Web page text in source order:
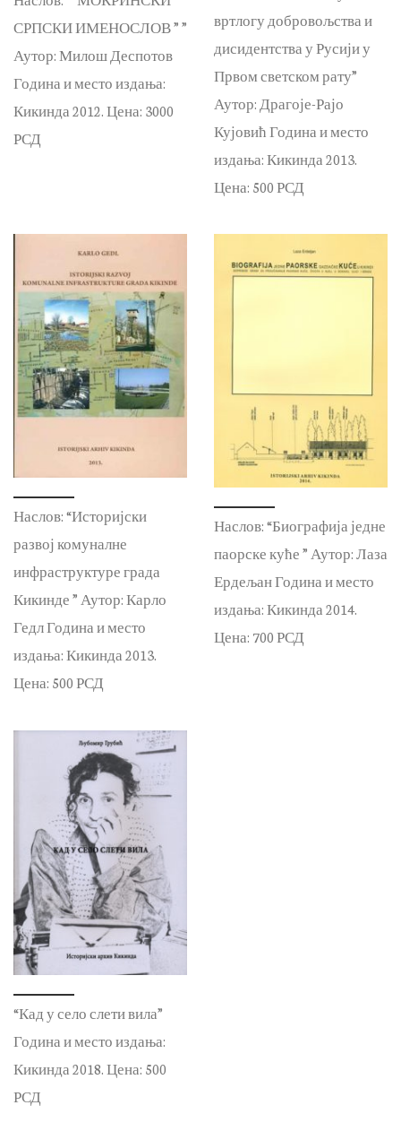
СРПСКИ ИМЕНОСЛОВ ” ”
Аутор: Милош Деспотов
Година и место издања:
Кикинда 2012. Цена: 3000
РСД
вртлогу добровољства и
дисидентства у Русији у
Првом светском рату”
Аутор: Драгоје-Рајо
Кујовић Година и место
издања: Кикинда 2013.
Цена: 500 РСД
Наслов: “Историјски
развој комуналне
инфраструктуре града
Кикинде ” Аутор: Карло
Гедл Година и место
издања: Кикинда 2013.
Цена: 500 РСД
Наслов: “Биографија једне
паорске куће ” Аутор: Лаза
Ердељан Година и место
издања: Кикинда 2014.
Цена: 700 РСД
“Кад у село слети вила”
Година и место издања:
Кикинда 2018. Цена: 500
РСД